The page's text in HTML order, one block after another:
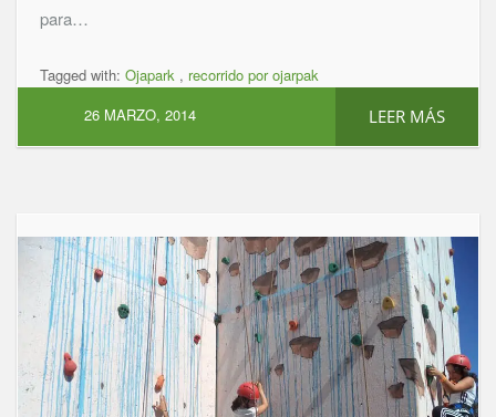
para…
Tagged with: Ojapark , recorrido por ojarpak
LEER MÁS
26 MARZO, 2014